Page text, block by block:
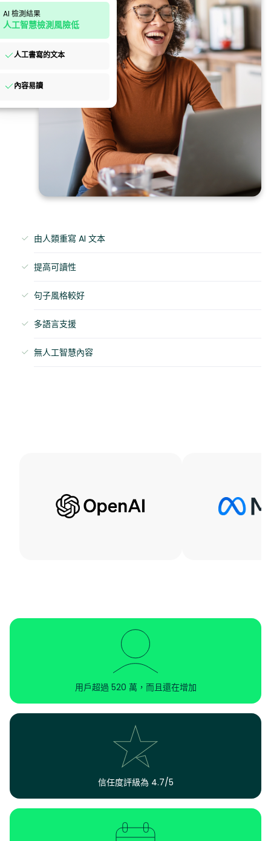
AI 檢測結果
人工智慧檢測風險低
人工書寫的文本
內容易讀
由人類重寫 AI 文本
提高可讀性
句子風格較好
多語言支援
無人工智慧內容
用戶超過 520 萬，而且還在增加
信任度評級為 4.7/5